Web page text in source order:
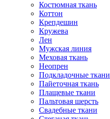
Костюмная ткань
Коттон
Крепдешин
Кружева
Лен
Мужская линия
Меховая ткань
Неопрен
Подкладочные ткани
Пайеточная ткань
Плащевые ткани
Пальтовая шерсть
Свадебные ткани